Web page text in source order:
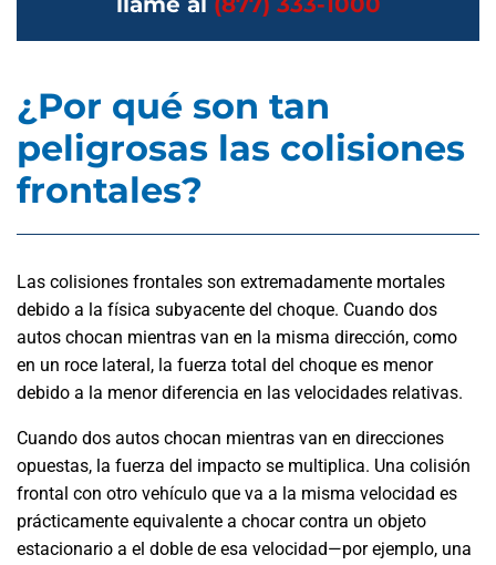
¿Por qué son tan
peligrosas las colisiones
frontales?
Las colisiones frontales son extremadamente mortales
debido a la física subyacente del choque. Cuando dos
autos chocan mientras van en la misma dirección, como
en un roce lateral, la fuerza total del choque es menor
debido a la menor diferencia en las velocidades relativas.
Cuando dos autos chocan mientras van en direcciones
opuestas, la fuerza del impacto se multiplica. Una colisión
frontal con otro vehículo que va a la misma velocidad es
prácticamente equivalente a chocar contra un objeto
estacionario a el doble de esa velocidad—por ejemplo, una